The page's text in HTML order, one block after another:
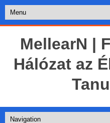
MellearN |
Hálózat az